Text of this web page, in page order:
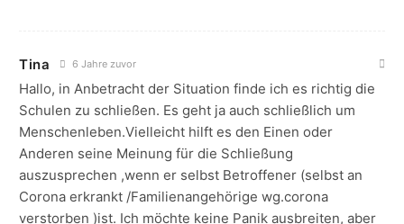
Tina 6 Jahre zuvor
Hallo, in Anbetracht der Situation finde ich es richtig die
Schulen zu schließen. Es geht ja auch schließlich um
Menschenleben.Vielleicht hilft es den Einen oder
Anderen seine Meinung für die Schließung
auszusprechen ,wenn er selbst Betroffener (selbst an
Corona erkrankt /Familienangehörige wg.corona
verstorben )ist. Ich möchte keine Panik ausbreiten, aber